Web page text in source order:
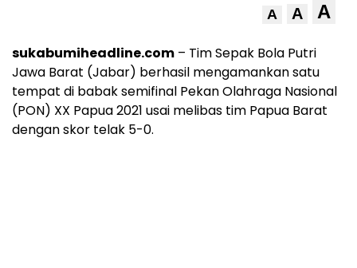
A A A
sukabumiheadline.com – Tim Sepak Bola Putri
Jawa Barat (Jabar) berhasil mengamankan satu
tempat di babak semifinal Pekan Olahraga Nasional
(PON) XX Papua 2021 usai melibas tim Papua Barat
dengan skor telak 5-0.